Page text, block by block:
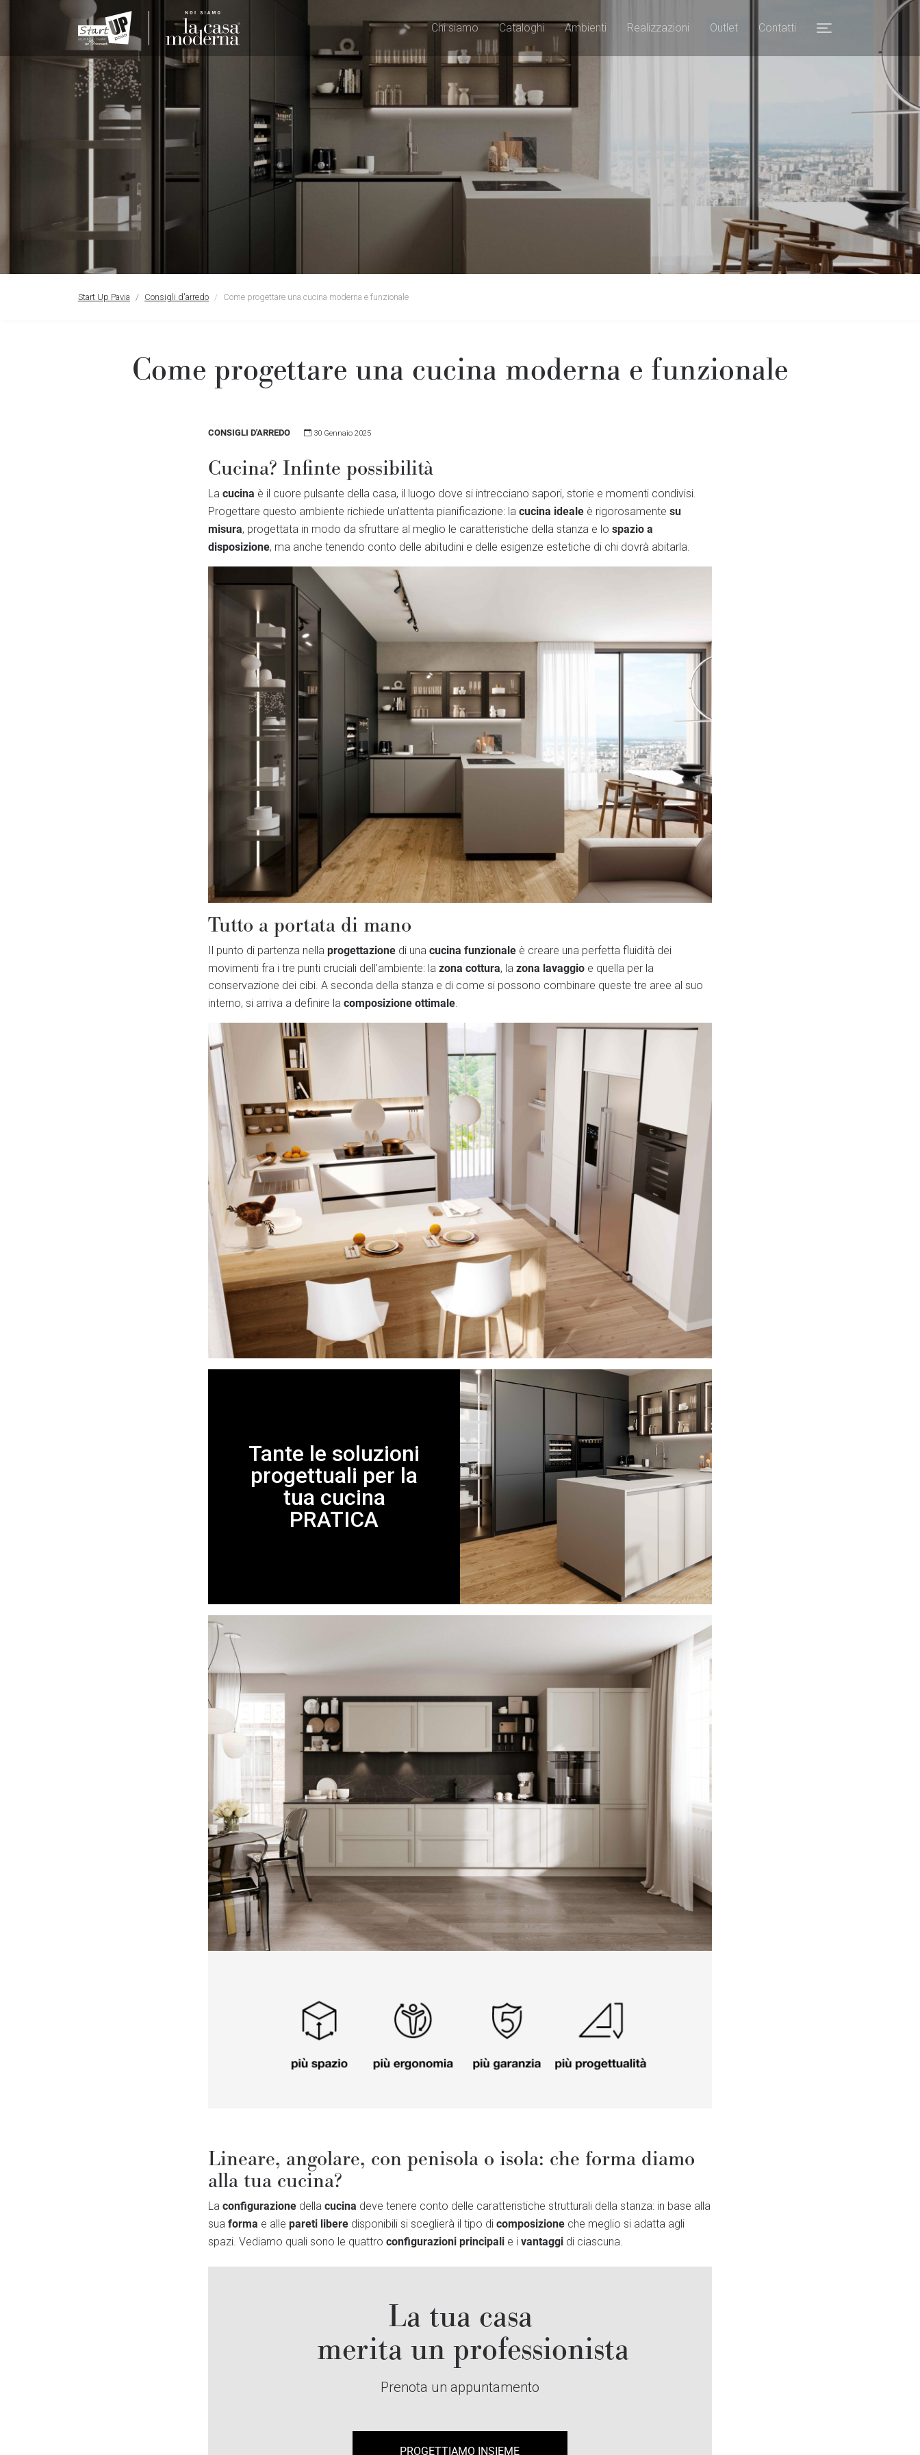
Chi siamo Cataloghi Ambienti Realizzazioni Outlet Contatti
Start Up Pavia Consigli d'arredo Come progettare una cucina moderna e funzionale
Come progettare una cucina moderna e funzionale
CONSIGLI D'ARREDO 30 Gennaio 2025
Cucina? Infinte possibilità
La cucina è il cuore pulsante della casa, il luogo dove si intrecciano sapori, storie e momenti condivisi.
Progettare questo ambiente richiede un’attenta pianificazione: la cucina ideale è rigorosamente su
misura, progettata in modo da sfruttare al meglio le caratteristiche della stanza e lo spazio a
disposizione, ma anche tenendo conto delle abitudini e delle esigenze estetiche di chi dovrà abitarla.
Tutto a portata di mano
Il punto di partenza nella progettazione di una cucina funzionale è creare una perfetta fluidità dei
movimenti fra i tre punti cruciali dell’ambiente: la zona cottura, la zona lavaggio e quella per la
conservazione dei cibi. A seconda della stanza e di come si possono combinare queste tre aree al suo
interno, si arriva a definire la composizione ottimale
Tante le soluzioni
progettuali per la
tua cucina
PRATICA
Lineare, angolare, con penisola o isola: che forma diamo
alla tua cucina?
La configurazione della cucina deve tenere conto delle caratteristiche strutturali della stanza: in base alla
sua forma e alle pareti libere disponibili si sceglierà il tipo di composizione che meglio si adatta agli
spazi. Vediamo quali sono le quattro configurazioni principali e i vantaggi di ciascuna.
La tua casa
merita un professionista
Prenota un appuntamento
PROGETTIAMO INSIEME